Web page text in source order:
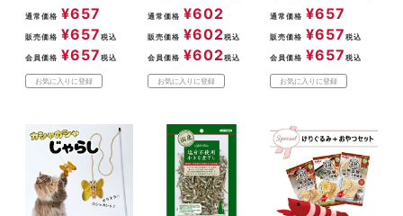
通常価格 ¥657
販売価格 ¥657 税込
会員価格 ¥657 税込
お気に入りに登録
通常価格 ¥602
販売価格 ¥602税込
会員価格 ¥602税込
お気に入りに登録
通常価格 ¥657
販売価格 ¥657 税込
会員価格 ¥657 税込
お気に入りに登録